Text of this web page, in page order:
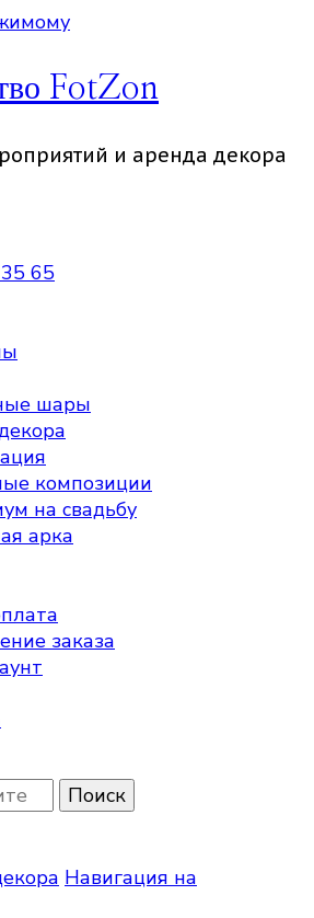
FotZon
и аренда декора
65
шары
композиции
на свадьбу
арка
заказа
Навигация на